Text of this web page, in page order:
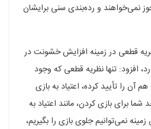
نمی‌خواهند و رده‌بندی سنی برایشان
قطعی در زمینه افزایش خشونت در
افزود: تنها نظریه قطعی که وجود
آن را تأیید کرده، اعتیاد به بازی
برای بازی کردن، مانند اعتیاد به
نمی‌توانیم جلوی بازی را بگیریم،